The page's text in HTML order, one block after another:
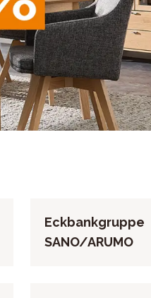
Eckbankgruppe
SANO/ARUMO